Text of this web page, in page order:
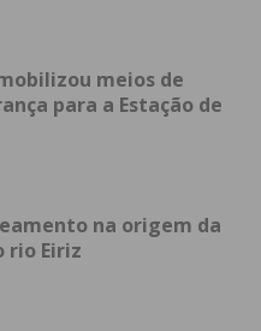
Raimonda na Igreja
do
meios de
para a Estação de
na origem da
rio Eiriz